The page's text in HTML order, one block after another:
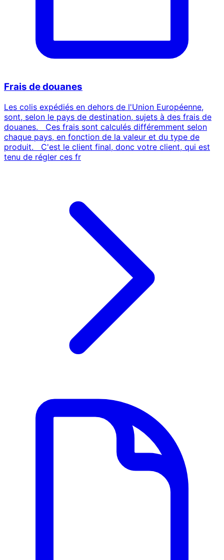
Frais de douanes
Les colis expédiés en dehors de l'Union Européenne,
sont, selon le pays de destination, sujets à des frais de
douanes. Ces frais sont calculés différemment selon
chaque pays, en fonction de la valeur et du type de
produit. C'est le client final, donc votre client, qui est
tenu de régler ces fr